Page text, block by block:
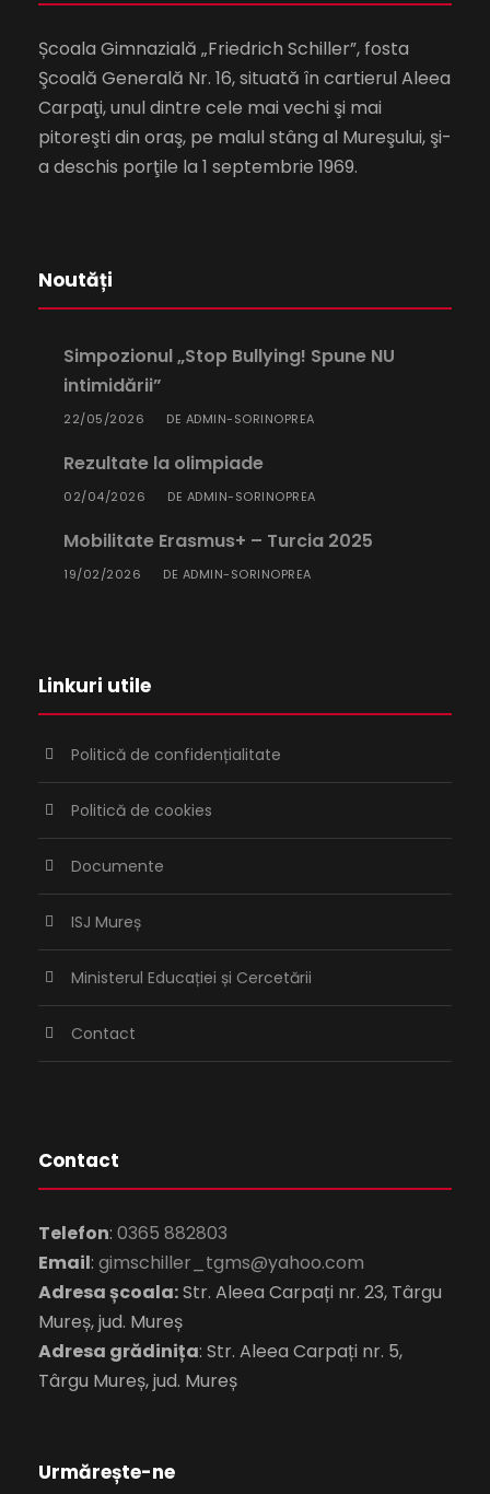
Școala Gimnazială „Friedrich Schiller”, fosta
Şcoală Generală Nr. 16, situată în cartierul Aleea
Carpaţi, unul dintre cele mai vechi şi mai
pitoreşti din oraş, pe malul stâng al Mureşului, şi-
a deschis porţile la 1 septembrie 1969.
Noutăți
Simpozionul „Stop Bullying! Spune NU
intimidării”
22/05/2026 DE ADMIN-SORINOPREA
Rezultate la olimpiade
02/04/2026 DE ADMIN-SORINOPREA
Mobilitate Erasmus+ – Turcia 2025
19/02/2026 DE ADMIN-SORINOPREA
Linkuri utile
Politică de confidențialitate
Politică de cookies
Documente
ISJ Mureș
Ministerul Educației și Cercetării
Contact
Contact
Telefon: 0365 882803
Email: gimschiller_tgms@yahoo.com
Adresa școala:Str. Aleea Carpați nr. 23, Târgu
Mureș, jud. Mureș
Adresa grădinița: Str. Aleea Carpați nr. 5,
Târgu Mureș, jud. Mureș
Urmărește-ne